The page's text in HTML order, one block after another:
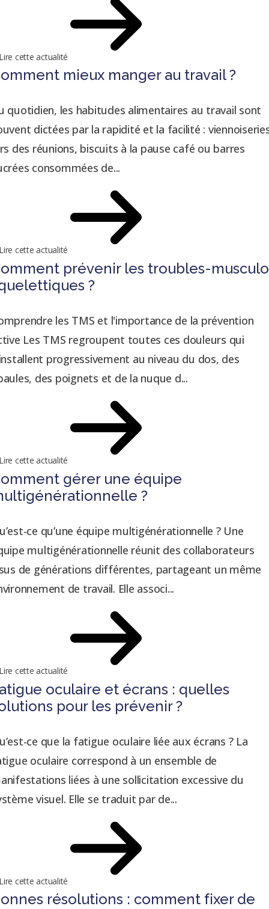
cette actualité
mieux manger au travail ?
quotidien, les habitudes alimentaires au travail sont
dictées par la rapidité et la facilité :
des réunions, biscuits à la pause café ou barres
consommées de...
cette actualité
prévenir les troubles-
?
les TMS et l'importance de la prévention
Les TMS regroupent toutes ces douleurs qui
progressivement au niveau du dos, des
des poignets et de la nuque d...
cette actualité
gérer une équipe
?
ce qu’une équipe multigénérationnelle ? Une
multigénérationnelle réunit des collaborateurs
de générations différentes, partageant un même
de travail. Elle associ...
cette actualité
oculaire et écrans : quelles
pour les prévenir ?
ce que la fatigue oculaire liée aux écrans ? La
oculaire correspond à un ensemble de
liées à une sollicitation excessive du
visuel. Elle se traduit par de...
cette actualité
résolutions : comment fixer de